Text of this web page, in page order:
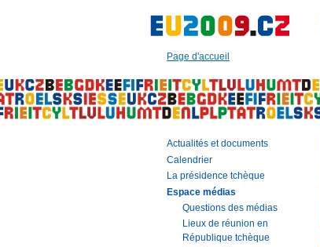
Page d'accueil
Texte
cette
page
|
Navigation
RechercheActualités et documents
Calendrier
La présidence tchèque
Espace médias
Questions des médias
Lieux de réunion en
République tchèque